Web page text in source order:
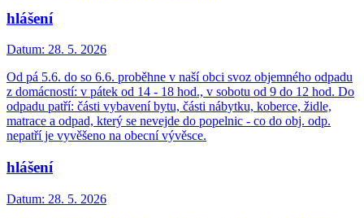
hlášení
Datum: 28. 5. 2026
Od pá 5.6. do so 6.6. proběhne v naší obci svoz objemného odpadu
z domácností: v pátek od 14 - 18 hod., v sobotu od 9 do 12 hod. Do
odpadu patří: části vybavení bytu, části nábytku, koberce, židle,
matrace a odpad, který se nevejde do popelnic - co do obj. odp.
nepatří je vyvěšeno na obecní vývěsce.
hlášení
Datum: 28. 5. 2026